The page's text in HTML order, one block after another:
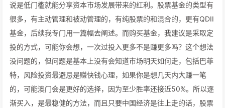
说是低门槛就能分享资本市场发展带来的红利。股票基金的类型有
很多，有主动管理和被动管理的，有纯股票的和混合的，更有QDII
基金，后续我专门用一篇幅去阐述。而购买基金，我建议是采取定
投的方式，可能你会想，一次过投入更多不是赚更多吗？这个想法
没问题的，但问题是基本上没有会知道市场明天如何走，包括巴菲
特，风险投资最避忌是赚快钱心理，如果你是想几天内大赚一笔
的，可能澳门会是更好的选择，因为至少胜率还接近50%。所以逐
渐买入，是最稳健的方法，而且只要中国经济是往上走的话，股票